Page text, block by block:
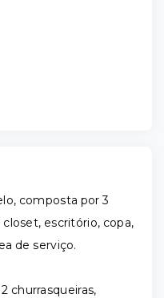
composta por 3
escritório, copa,
de serviço.
churrasqueiras,